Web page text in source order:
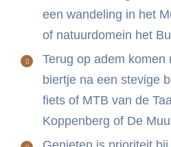
een wandeling in het
of natuurdomein het
Terug op adem komen
biertje na een stevige
fiets of MTB van de
Koppenberg of De